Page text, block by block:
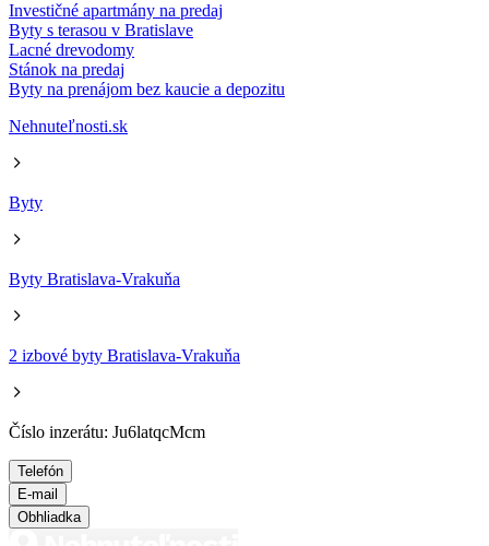
Investičné apartmány na predaj
Byty s terasou v Bratislave
Lacné drevodomy
Stánok na predaj
Byty na prenájom bez kaucie a depozitu
Nehnuteľnosti.sk
Byty
Byty Bratislava-Vrakuňa
2 izbové byty Bratislava-Vrakuňa
Číslo inzerátu: Ju6latqcMcm
Telefón
E-mail
Obhliadka